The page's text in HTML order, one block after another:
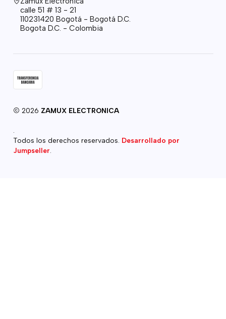
calle 51 # 13 - 21
110231420 Bogotá - Bogotá D.C.
Bogota D.C. - Colombia
2026 ZAMUX ELECTRONICA
.
Todos los derechos reservados. Desarrollado por
Jumpseller.